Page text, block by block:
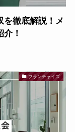
を徹底解説！メ
！
フランチャイズ